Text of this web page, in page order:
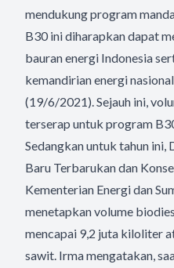
mendukung program
B30 ini diharapkan dapat
bauran energi Indonesia
kemandirian energi
(19/6/2021). Sejauh ini,
terserap untuk program
Sedangkan untuk tahun
Baru Terbarukan dan
Kementerian Energi dan
menetapkan volume
mencapai 9,2 juta kiloliter
sawit. Irma mengatakan,